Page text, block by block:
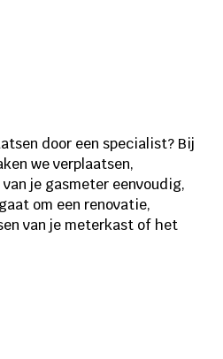
door een specialist? Bij
we verplaatsen,
je gasmeter eenvoudig,
om een renovatie,
van je meterkast of het